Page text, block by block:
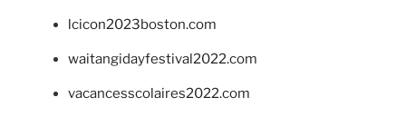
lcicon2023boston.com
waitangidayfestival2022.com
vacancesscolaires2022.com